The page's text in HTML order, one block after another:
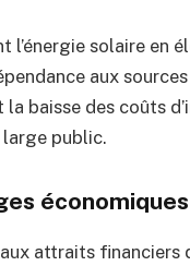
l’énergie solaire
aux
baisse des coûts
large public.
économiques
attraits financiers